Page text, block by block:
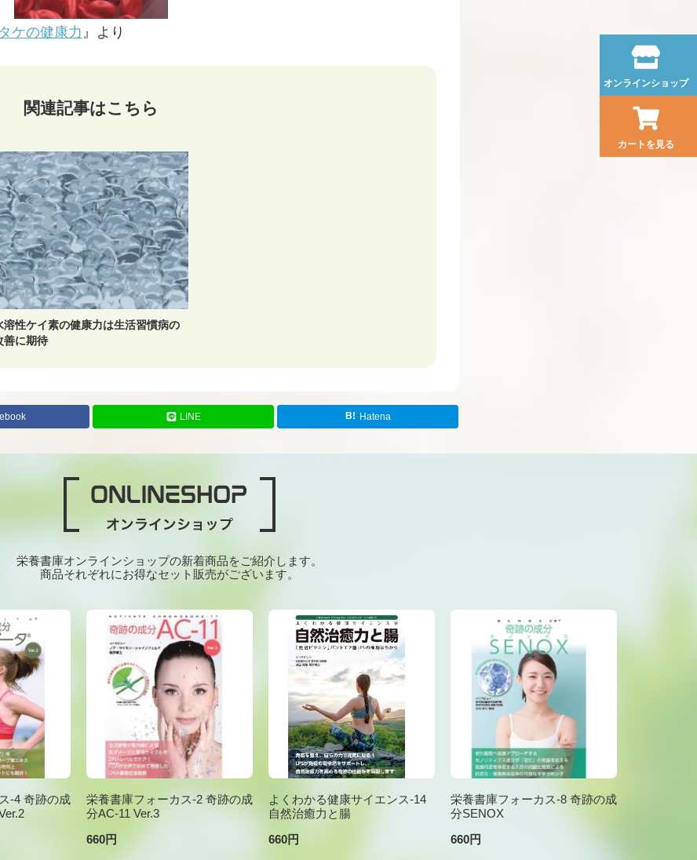
オンラインショップ
カートを見る
ケの健康力 』より
関連記事はこちら
溶性ケイ素の健康力は生活習慣病の
善に期待
LINE Hatena
栄養書庫オンラインショップの新着商品をご紹介します。
商品それぞれにお得なセット販売がございます。
-4 奇跡の成
栄養書庫フォーカス-2 奇跡の成
分AC-11 Ver.3
660円
よくわかる健康サイエンス-14
自然治癒力と腸
660円
栄養書庫フォーカス-8 奇跡の成
分SENOX
660円